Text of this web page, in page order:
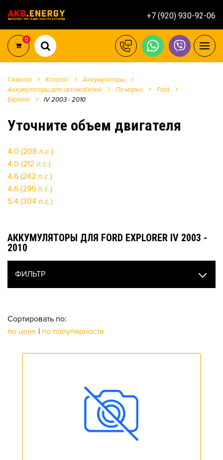
+7 (920) 930-92-06
0
Главная Каталог
Аккумуляторы
Аккумуляторы для автомобилей
По марке
Ford
Explorer
IV 2003 - 2010
Уточните объем двигателя
4.0 (208 л.с.)
4.0 (212 л.с.)
4.6 (242 л.с.)
4.6 (295 л.с.)
5.4 (304 л.с.)
АККУМУЛЯТОРЫ ДЛЯ FORD EXPLORER IV 2003 -
2010
ФИЛЬТР
Сортировать по:
по цене | по популярности